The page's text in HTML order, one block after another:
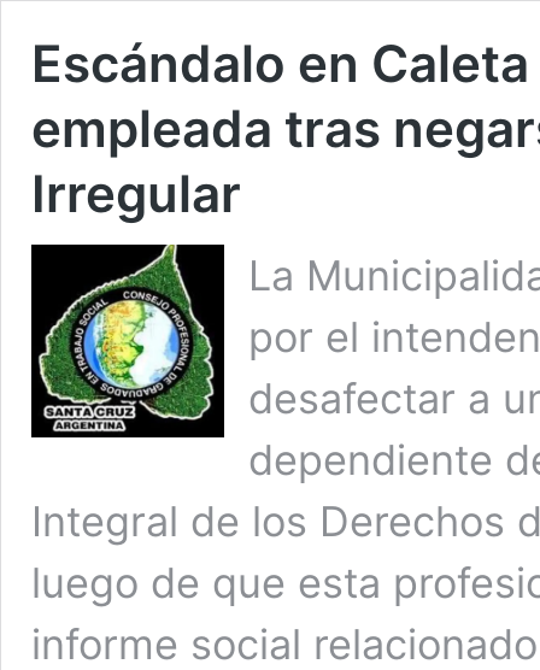
Escándalo en
empleada tras
Irregular
La
por el
desafectar a
dependiente
Integral de los Derechos
luego de que esta
informe social